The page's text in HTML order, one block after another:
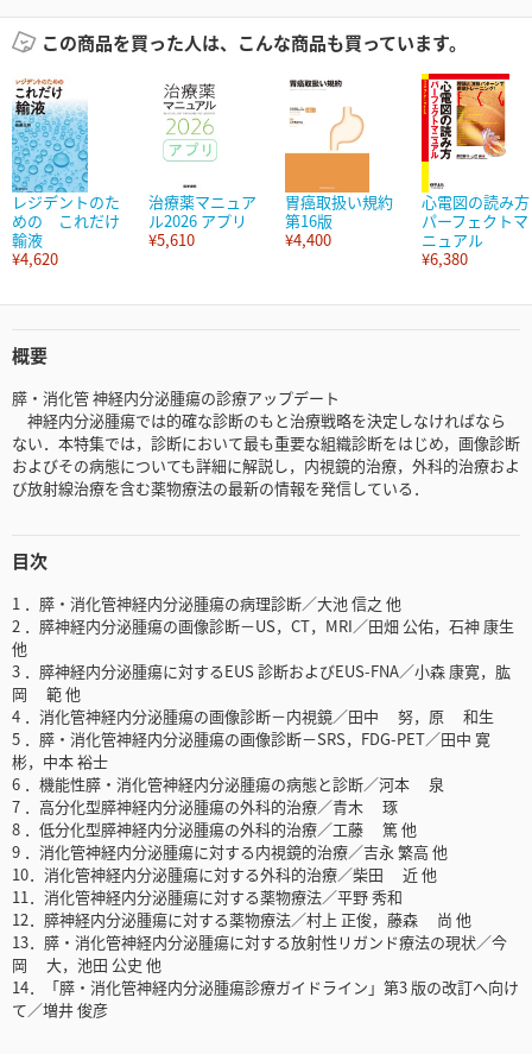
この商品を買った人は、こんな商品も買っています。
レジデントのた
めの これだけ
輸液
¥4,620
治療薬マニュア
ル2026 アプリ
¥5,610
胃癌取扱い規約
第16版
¥4,400
心電図の読み方
パーフェクトマ
ニュアル
¥6,380
概要
膵・消化管 神経内分泌腫瘍の診療アップデート
神経内分泌腫瘍では的確な診断のもと治療戦略を決定しなければなら
ない．本特集では，診断において最も重要な組織診断をはじめ，画像診断
およびその病態についても詳細に解説し，内視鏡的治療，外科的治療およ
び放射線治療を含む薬物療法の最新の情報を発信している．
目次
1 ．膵・消化管神経内分泌腫瘍の病理診断／大池 信之 他
2 ．膵神経内分泌腫瘍の画像診断－US，CT，MRI／田畑 公佑，石神 康生
他
3 ．膵神経内分泌腫瘍に対するEUS 診断およびEUS-FNA／小森 康寛，肱
岡 範 他
4 ．消化管神経内分泌腫瘍の画像診断－内視鏡／田中 努，原 和生
5 ．膵・消化管神経内分泌腫瘍の画像診断－SRS，FDG-PET／田中 寛
彬，中本 裕士
6 ．機能性膵・消化管神経内分泌腫瘍の病態と診断／河本 泉
7 ．高分化型膵神経内分泌腫瘍の外科的治療／青木 琢
8 ．低分化型膵神経内分泌腫瘍の外科的治療／工藤 篤 他
9 ．消化管神経内分泌腫瘍に対する内視鏡的治療／吉永 繁高 他
10．消化管神経内分泌腫瘍に対する外科的治療／柴田 近 他
11．消化管神経内分泌腫瘍に対する薬物療法／平野 秀和
12．膵神経内分泌腫瘍に対する薬物療法／村上 正俊，藤森 尚 他
13．膵・消化管神経内分泌腫瘍に対する放射性リガンド療法の現状／今
岡 大，池田 公史 他
14．「膵・消化管神経内分泌腫瘍診療ガイドライン」第3 版の改訂へ向け
て／増井 俊彦